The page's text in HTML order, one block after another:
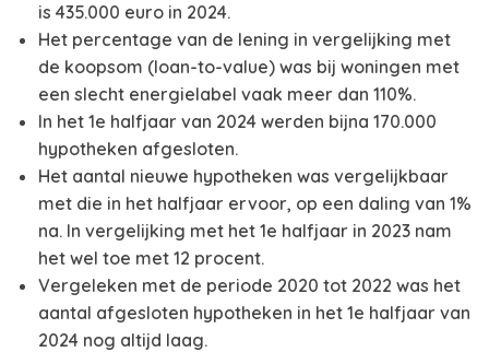
is 435.000 euro in 2024.
Het percentage van de lening in vergelijking met
de koopsom (loan-to-value) was bij woningen met
een slecht energielabel vaak meer dan 110%.
In het 1e halfjaar van 2024 werden bijna 170.000
hypotheken afgesloten.
Het aantal nieuwe hypotheken was vergelijkbaar
met die in het halfjaar ervoor, op een daling van 1%
na. In vergelijking met het 1e halfjaar in 2023 nam
het wel toe met 12 procent.
Vergeleken met de periode 2020 tot 2022 was het
aantal afgesloten hypotheken in het 1e halfjaar van
2024 nog altijd laag.